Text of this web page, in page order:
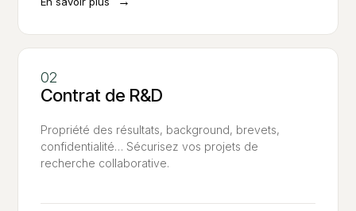
Contrat de R&D
Propriété des résultats, background, brevets,
confidentialité… Sécurisez vos projets de
recherche collaborative.